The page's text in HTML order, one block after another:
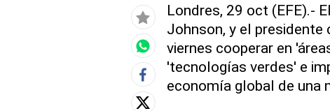
Londres, 29 oct (EFE).-
Johnson, y el presidente
viernes cooperar en
'tecnologías verdes' e
economía global de una